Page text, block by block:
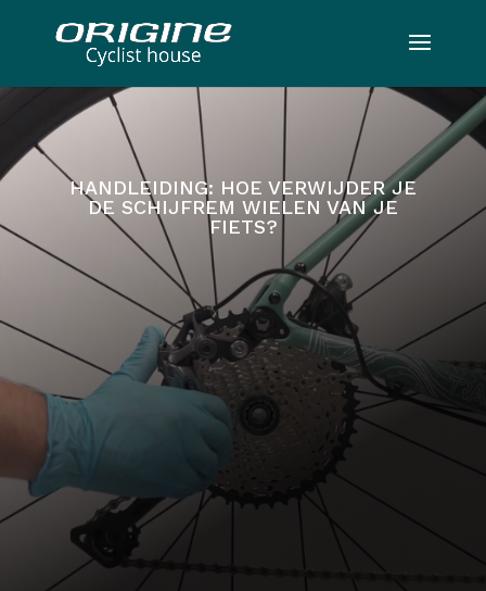
HANDLEIDING: HOE VERWIJDER JE
DE SCHIJFREM WIELEN VAN JE
FIETS?